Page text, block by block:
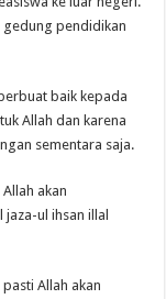
gedung pendidikan
baik kepada
Allah dan karena
sementara saja.
akan
ul ihsan illal
Allah akan